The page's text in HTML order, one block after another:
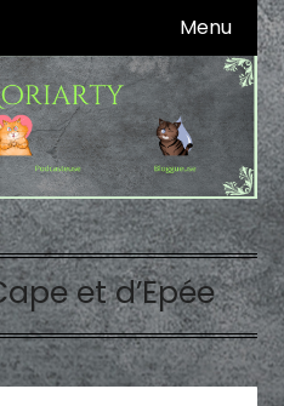
Menu
et d’Epée